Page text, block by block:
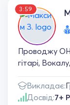
3:59
Проводжу
гітарі,
Викладає:
Досвід:7+